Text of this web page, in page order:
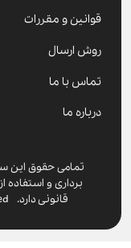
قوانین و مقررات
روش ارسال
تماس با ما
درباره ما
تمامی حقوق این
برداری و استفاده
قانونی دارد. Copyright© 2025 All Rights Reserved